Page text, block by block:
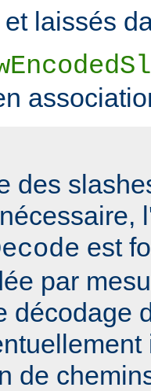
laissés
des
est
par
décodage
de